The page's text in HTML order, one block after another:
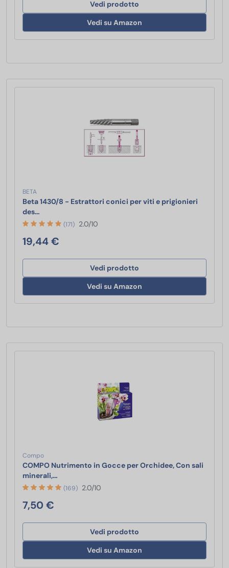
Vedi prodotto
Vedi su Amazon
BETA
Beta 1430/8 - Estrattori conici per viti e prigionieri
des…
(171) 2.0/10
19,44 €
Vedi prodotto
Vedi su Amazon
Compo
COMPO Nutrimento in Gocce per Orchidee, Con sali
minerali,…
(169) 2.0/10
7,50 €
Vedi prodotto
Vedi su Amazon